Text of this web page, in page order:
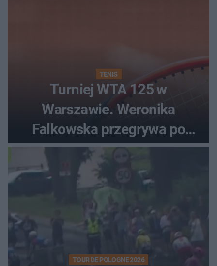
TENIS
Turniej WTA 125 w
Warszawie. Weronika
Falkowska przegrywa po
zaciętym boju
TOUR DE POLOGNE 2026